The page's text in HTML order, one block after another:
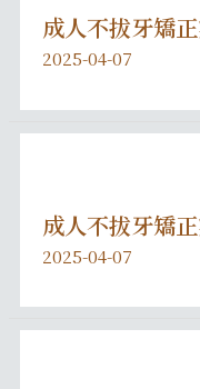
成人不拔牙矯
2025-04-07
成人不拔牙矯
2025-04-07